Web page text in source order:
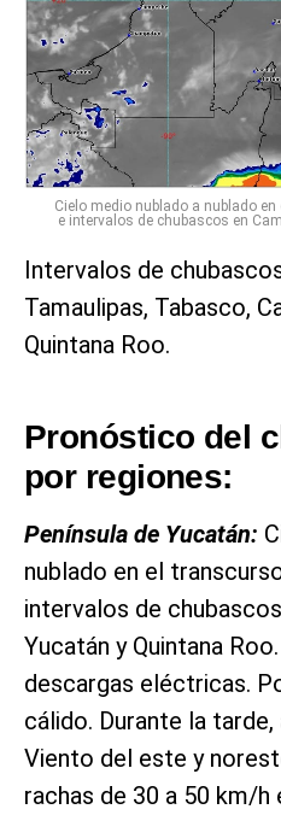
Cielo medio nublado a nublado
e intervalos de chubascos en
Intervalos de
Tamaulipas, Tabasco,
Quintana Roo.
Pronóstico del
por regiones:
Península de Yucatán:
nublado en el
intervalos de
Yucatán y Quintana
descargas eléctricas.
cálido. Durante la
Viento del este y
rachas de 30 a 50 km/h